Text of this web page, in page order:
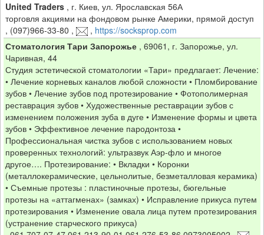
United Traders, г. Киев, ул. Ярославская 56А
торговля акциями на фондовом рынке Америки, прямой доступ
, (097)966-33-80 , , https://socksprop.com
Стоматология Тари Запорожье, 69061, г. Запорожье, ул.
Чаривная, 44
Студия эстетической стоматологии «Тари» предлагает: Лечение:
• Лечение корневых каналов любой сложности • Пломбирование
зубов • Лечение зубов под протезирование • Фотополимерная
реставрация зубов • Художественные реставрации зубов с
изменением положения зуба в дуге • Изменение формы и цвета
зубов • Эффективное лечение пародонтоза •
Профессиональная чистка зубов с использованием новых
проверенных технологий: ультразвук Аэр-фло и многое
другое…. Протезирование: • Вкладки • Коронки
(металлокерамические, цельнолитые, безметалловая керамика)
• Съемные протезы : пластиночные протезы, бюгельные
протезы на «аттагменах» (замках) • Исправление прикуса путем
протезирования • Изменение овала лица путем протезирования
(устранение старческого прикуса)